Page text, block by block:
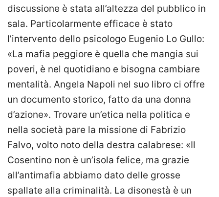
discussione è stata all’altezza del pubblico in
sala. Particolarmente efficace è stato
l’intervento dello psicologo Eugenio Lo Gullo:
«La mafia peggiore è quella che mangia sui
poveri, è nel quotidiano e bisogna cambiare
mentalità. Angela Napoli nel suo libro ci offre
un documento storico, fatto da una donna
d’azione». Trovare un’etica nella politica e
nella società pare la missione di Fabrizio
Falvo, volto noto della destra calabrese: «Il
Cosentino non è un’isola felice, ma grazie
all’antimafia abbiamo dato delle grosse
spallate alla criminalità. La disonestà è un